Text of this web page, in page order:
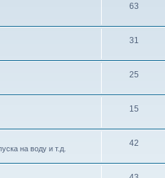
63
31
25
15
на воду и т.д.
42